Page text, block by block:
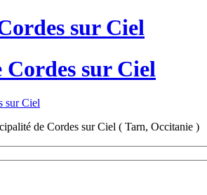
sur Ciel
sur Ciel
de Cordes sur Ciel ( Tarn, Occitanie )